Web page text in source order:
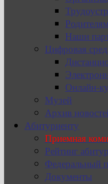
Родителям
Наши
Цифровая
Онлайн-
Музей
Архив
Абитуриенту
Приемная
Рейтинг
Федеральный
Документы